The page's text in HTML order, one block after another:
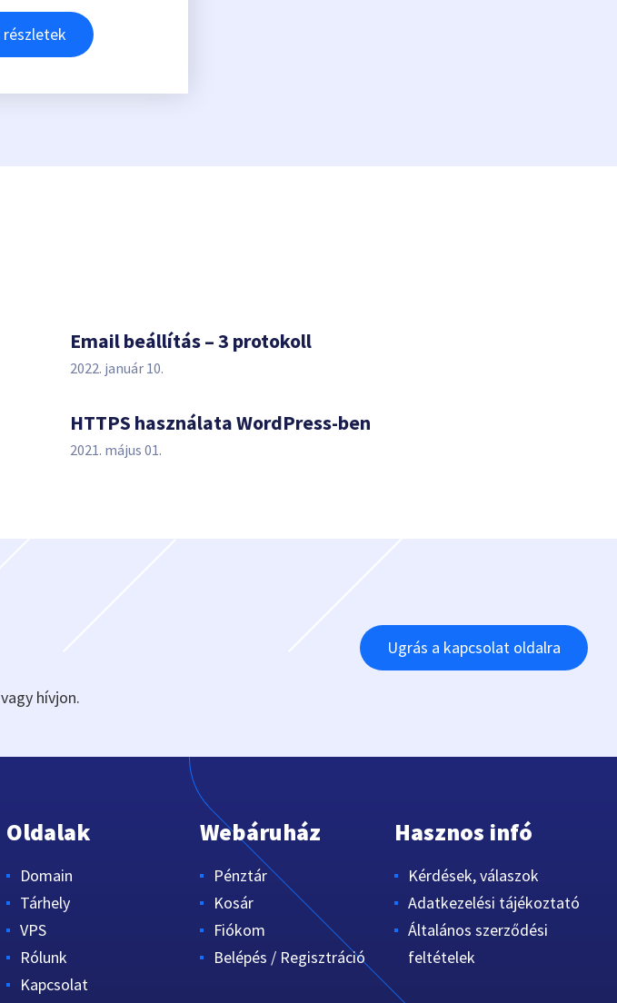
részletek
Email beállítás – 3 protokoll
2022. január 10.
HTTPS használata WordPress-ben
2021. május 01.
hívjon.
Ugrás a kapcsolat oldalra
Oldalak
Domain
Tárhely
VPS
Rólunk
Kapcsolat
Webáruház
Pénztár
Kosár
Fiókom
Belépés / Regisztráció
Hasznos infó
Kérdések, válaszok
Adatkezelési tájékoztató
Általános szerződési
feltételek